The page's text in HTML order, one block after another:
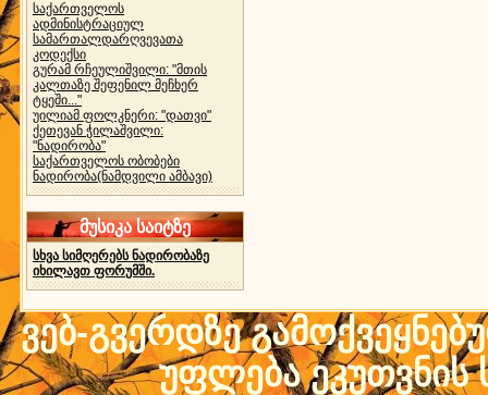
საქართველოს
ადმინისტრაციულ
სამართალდარღვევათა
კოდექსი
გურამ რჩეულიშვილი: "მთის
კალთაზე შეფენილ მეჩხერ
ტყეში..."
უილიამ ფოლკნერი: "დათვი"
ქეთევან ჭილაშვილი:
"ნადირობა"
საქართველოს ობობები
ნადირობა(ნამდვილი ამბავი)
მუსიკა საიტზე
სხვა სიმღერებს ნადირობაზე
იხილავთ ფორუმში.
ვებ-გვერდზე
უფლება ეკუთვნის